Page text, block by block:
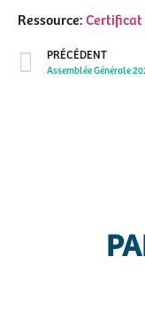
Ressource:Certificat
PRÉCÉDENT
Assemblée Générale